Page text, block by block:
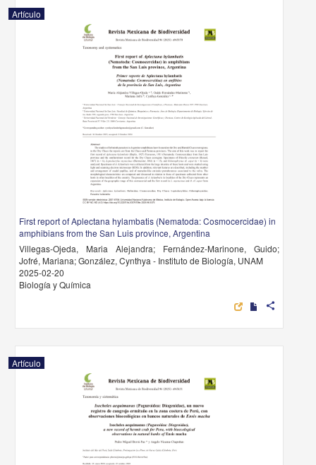
Artículo
First report of Aplectana hylambatis (Nematoda: Cosmocercidae) in
amphibians from the San Luis province, Argentina
Villegas-Ojeda, Maria Alejandra; Fernández-Marinone, Guido;
Jofré, Mariana; González, Cynthya - Instituto de Biología, UNAM
2025-02-20
Biología y Química
share
Artículo